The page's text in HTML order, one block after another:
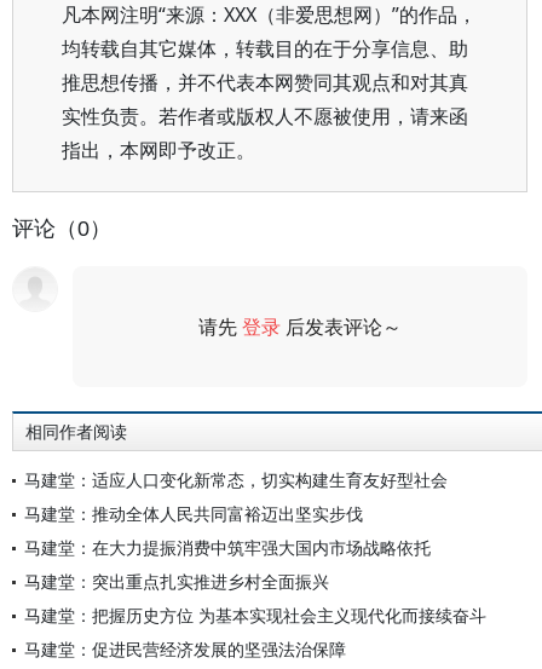
凡本网注明“来源：XXX（非爱思想网）”的作品，
均转载自其它媒体，转载目的在于分享信息、助
推思想传播，并不代表本网赞同其观点和对其真
实性负责。若作者或版权人不愿被使用，请来函
指出，本网即予改正。
评论（0）
请先登录 后发表评论～
相同作者阅读
马建堂：适应人口变化新常态，切实构建生育友好型社会
马建堂：推动全体人民共同富裕迈出坚实步伐
马建堂：在大力提振消费中筑牢强大国内市场战略依托
马建堂：突出重点扎实推进乡村全面振兴
马建堂：把握历史方位 为基本实现社会主义现代化而接续奋斗
马建堂：促进民营经济发展的坚强法治保障